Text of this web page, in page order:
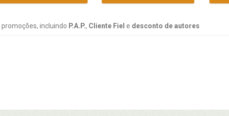
incluindo P.A.P., Cliente Fiel e desconto de autores